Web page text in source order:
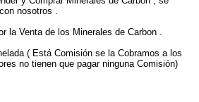
nosotros .
la Venta de los Minerales de Carbon .
( Está Comisión se la Cobramos a los
no tienen que pagar ninguna Comisión)